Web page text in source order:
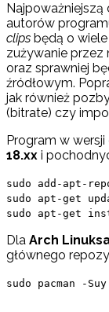
autorów
clips będą o
zużywanie przez
oraz sprawniej
źródłowym.
jak również
(bitrate) czy
Program w wersji
18.xx i
sudo add-apt-
sudo apt-get
sudo apt-get
Dla Arch
głównego
sudo pacman -